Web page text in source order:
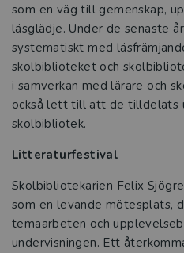
som en väg till gemenskap,
läsglädje. Under de senaste
systematiskt med
skolbiblioteket och
i samverkan med lärare och
också lett till att de tilldelats
skolbibliotek.
Litteraturfestival
Skolbibliotekarien Felix
som en levande mötesplats,
temaarbeten och
undervisningen. Ett